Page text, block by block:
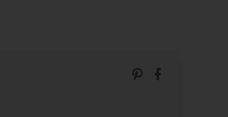
Zobacz nasze
Udostępnij